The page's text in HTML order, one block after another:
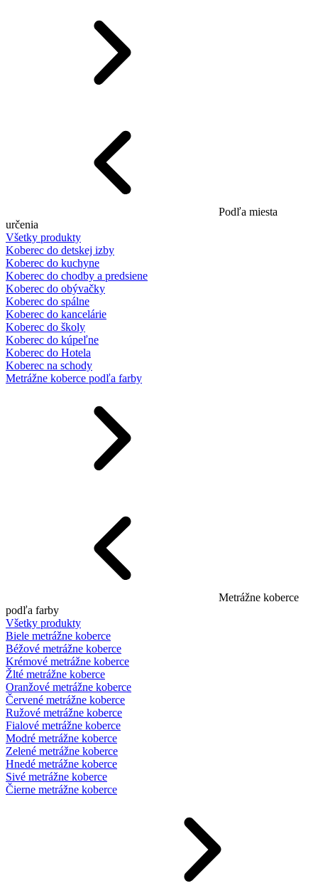
Podľa miesta
určenia
Všetky produkty
Koberec do detskej izby
Koberec do kuchyne
Koberec do chodby a predsiene
Koberec do obývačky
Koberec do spálne
Koberec do kancelárie
Koberec do školy
Koberec do kúpeľne
Koberec do Hotela
Koberec na schody
Metrážne koberce podľa farby
Metrážne koberce
podľa farby
Všetky produkty
Biele metrážne koberce
Béžové metrážne koberce
Krémové metrážne koberce
Žlté metrážne koberce
Oranžové metrážne koberce
Červené metrážne koberce
Ružové metrážne koberce
Fialové metrážne koberce
Modré metrážne koberce
Zelené metrážne koberce
Hnedé metrážne koberce
Sivé metrážne koberce
Čierne metrážne koberce